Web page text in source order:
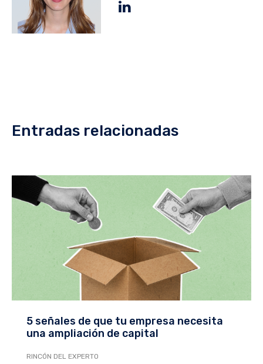
Entradas relacionadas
5 señales de que tu empresa necesita
una ampliación de capital
RINCÓN DEL EXPERTO